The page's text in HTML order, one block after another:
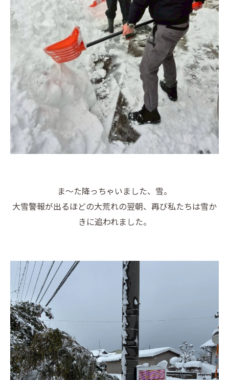
ま～た降っちゃいました、雪。
大雪警報が出るほどの大荒れの翌朝、再び私たちは雪か
きに追われました。